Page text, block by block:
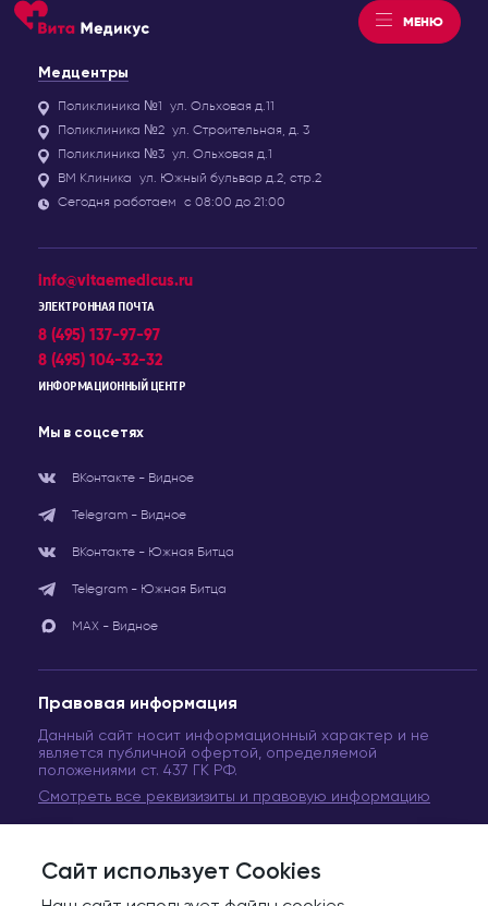
Сайт использует Cookies
МЕНЮ
Медцентры
Поликлиника №1 ул. Ольховая д.11
Поликлиника №2 ул. Строительная, д. 3
Поликлиника №3 ул. Ольховая д.1
ВМ Клиника ул. Южный бульвар д.2, стр.2
Сегодня работаем с 08:00 до 21:00
info@vitaemedicus.ru
ЭЛЕКТРОННАЯ ПОЧТА
8 (495) 137-97-97
8 (495) 104-32-32
ИНФОРМАЦИОННЫЙ ЦЕНТР
Мы в соцсетях
ВКонтакте - Видное
Telegram - Видное
ВКонтакте - Южная Битца
Telegram - Южная Битца
МАХ - Видное
Правовая информация
Данный сайт носит информационный характер и не
является публичной офертой, определяемой
положениями ст. 437 ГК РФ.
Смотреть все реквизизиты и правовую информацию
© Сеть медицинских центров «Вита Медикус». 2011-2024